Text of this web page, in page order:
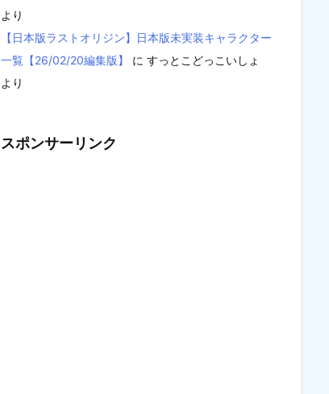
より
【日本版ラストオリジン】日本版未実装キャラクター
一覧【26/02/20編集版】
に すっとこどっこいしょ
より
スポンサーリンク